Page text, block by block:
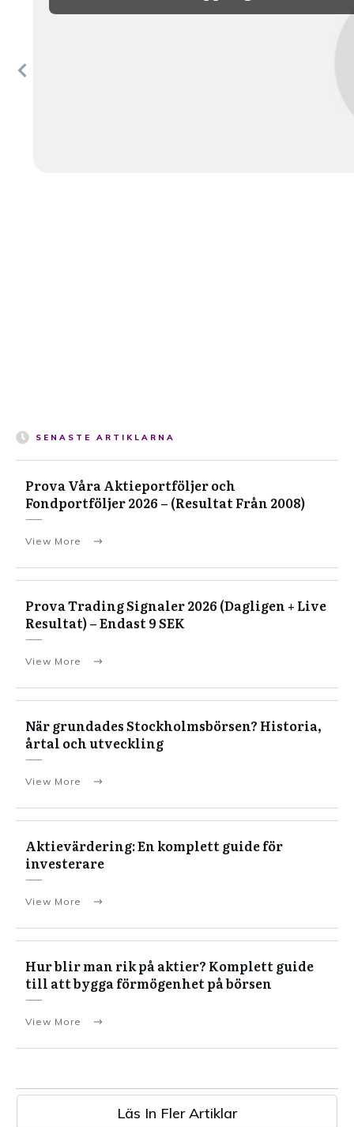
SENASTE ARTIKLARNA
Prova Våra Aktieportföljer och
Fondportföljer 2026 – (Resultat Från 2008)
View More
Prova Trading Signaler 2026 (Dagligen + Live
Resultat) – Endast 9 SEK
View More
När grundades Stockholmsbörsen? Historia,
årtal och utveckling
View More
Aktievärdering: En komplett guide för
investerare
View More
Hur blir man rik på aktier? Komplett guide
till att bygga förmögenhet på börsen
View More
Läs In Fler Artiklar